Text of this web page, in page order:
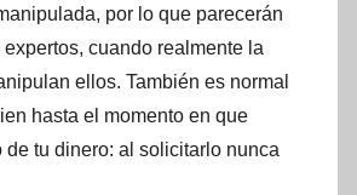
por lo que parecerán
cuando realmente la
ellos. También es normal
hasta el momento en que
de tu dinero: al solicitarlo nunca